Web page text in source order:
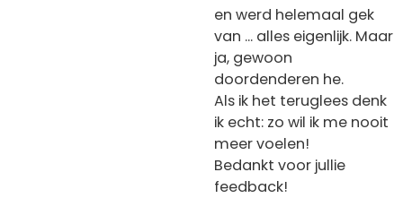
en werd helemaal gek
van ... alles eigenlijk. Maar
ja, gewoon
doordenderen he.
Als ik het teruglees denk
ik echt: zo wil ik me nooit
meer voelen!
Bedankt voor jullie
feedback!